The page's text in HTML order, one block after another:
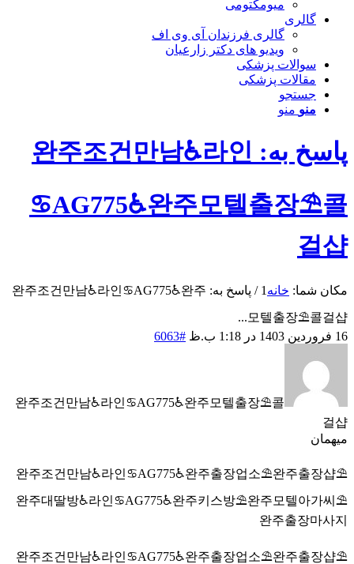
میومکتومی
گالری
گالری فرزندان آی وی اف
ویدیو های دکتر زارعیان
سوالات پزشکی
مقالات پزشکی
جستجو
منو منو
پاسخ به: 완주조건만남♿라인
♋AG775♿완주모텔출장⛱️콜
걸샵
مکان شما: خانه 1
/
پاسخ به: 완주조건만남♿라인♋AG775♿완주
모텔출장⛱️콜걸샵...
16 فروردین 1403 در 1:18 ب.ظ
#6063
완주조건만남♿라인♋AG775♿완주모텔출장⛱️콜
걸샵
میهمان
완주조건만남♿라인♋AG775♿완주출장업소⛱️완주출장샵⛱️
완주대딸방♿라인♋AG775♿완주키스방⛱️완주모텔아가씨⛱️
완주출장마사지
완주조건만남♿라인♋AG775♿완주출장업소⛱️완주출장샵⛱️